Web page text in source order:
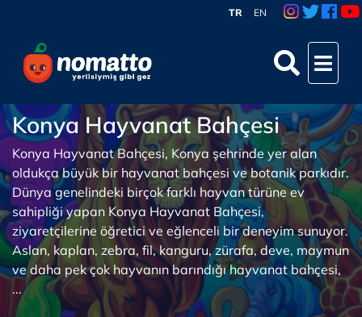
TR EN
Konya Hayvanat Bahçesi
Konya Hayvanat Bahçesi, Konya şehrinde yer alan
oldukça büyük bir hayvanat bahçesi ve botanik parkıdır.
Dünya genelindeki birçok farklı hayvan türüne ev
sahipliği yapan Konya Hayvanat Bahçesi,
ziyaretçilerine öğretici ve eğlenceli bir deneyim sunuyor.
Aslan, kaplan, zebra, fil, kanguru, zürafa, deve, maymun
ve daha pek çok hayvanın barındığı hayvanat bahçesi,
...